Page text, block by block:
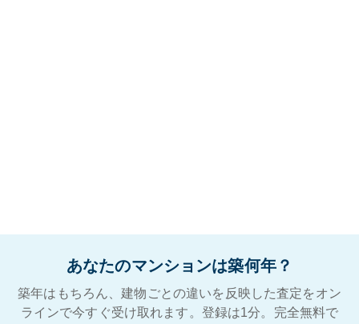
あなたのマンションは築何年？
築年はもちろん、建物ごとの違いを反映した査定をオン
ラインで今すぐ受け取れます。登録は1分。完全無料で